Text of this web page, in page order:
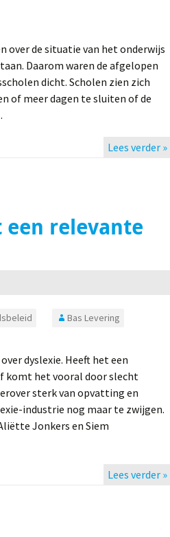
over de situatie van het onderwijs
Daarom waren de afgelopen
dicht. Scholen zien zich
of meer dagen te sluiten of de
Lees verder »
een relevante
Bas Levering
dyslexie. Heeft het een
komt het vooral door slecht
sterk van opvatting en
industrie nog maar te zwijgen.
Jonkers en Siem
Lees verder »